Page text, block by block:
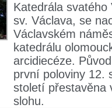
Katedrála
sv. Václava, se
Václavském
katedrálu
arcidiecéze.
první poloviny 12.
století přestavěna
slohu.